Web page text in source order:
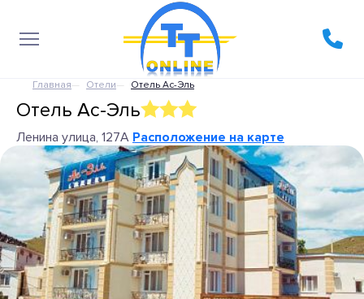
Главная Отели Отель Ас-Эль
Отель Ас-Эль
Ленина улица, 127А Расположение на карте